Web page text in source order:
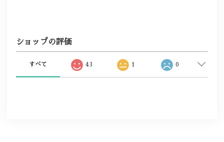
ショップの評価
すべて 43 1 0